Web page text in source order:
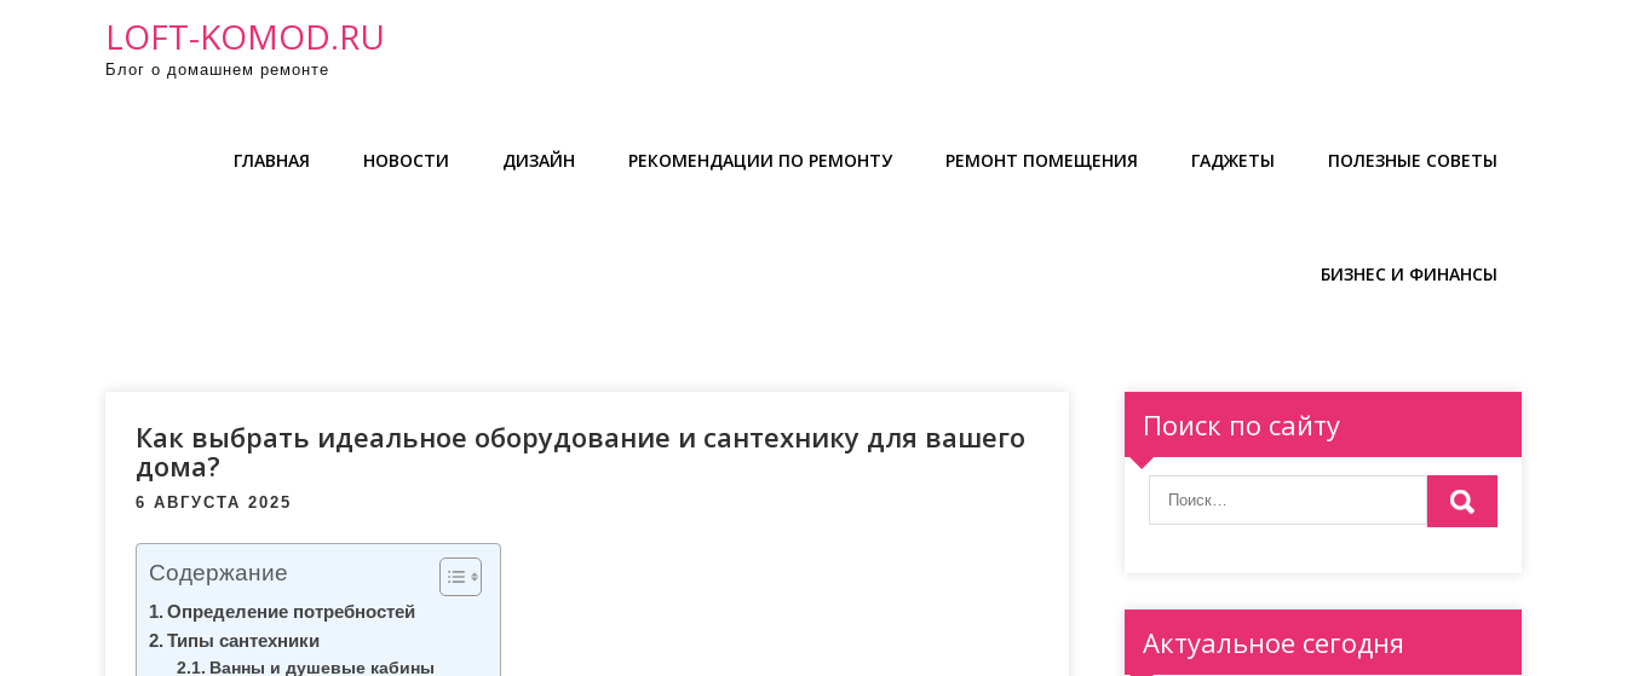
LOFT-KOMOD.RU
Блог о домашнем ремонте
ГЛАВНАЯ НОВОСТИ ДИЗАЙН РЕКОМЕНДАЦИИ ПО РЕМОНТУ РЕМОНТ ПОМЕЩЕНИЯ ГАДЖЕТЫ ПОЛЕЗНЫЕ СОВЕТЫ
БИЗНЕС И ФИНАНСЫ
Как выбрать идеальное оборудование и сантехнику для вашего
дома?
6 АВГУСТА 2025
Содержание
Определение потребностей
Типы сантехники
Ванны и душевые кабины
Поиск по сайту
Актуальное сегодня